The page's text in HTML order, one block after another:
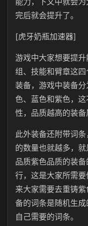
完后就会提升了。
[虎牙奶瓶加速器]
游戏中大家想要提
组、技能和臂章这
装备，游戏中装备
色、蓝色和紫色，
性，品质越高的装备
此外装备还附带词
的数量也就越多，
品质紫色品质的装
行，这是大家所需
来大家需要去重铸
备的词条是随机生
自己需要的词条。